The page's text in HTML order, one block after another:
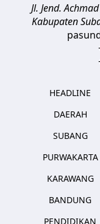
Jl. Jend.
Kabupaten
HEADLINE
DAERAH
SUBANG
PURWAKARTA
KARAWANG
BANDUNG
PENDIDIKAN